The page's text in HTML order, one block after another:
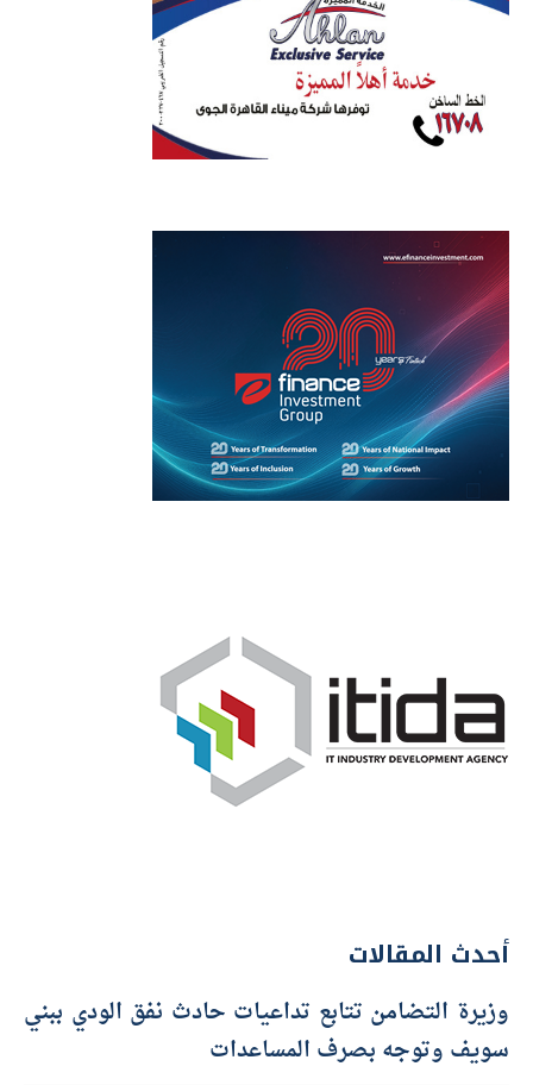
أحدث المقالات
وزيرة التضامن تتابع تداعيات حادث نفق الودي ببني
سويف وتوجه بصرف المساعدات